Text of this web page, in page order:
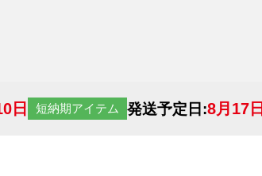
日 短納期アイテム 発送予定日:8月17日